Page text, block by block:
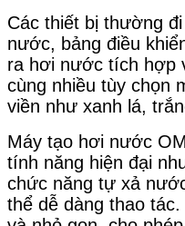
Các thiết bị thường
nước, bảng điều
ra hơi nước tích hợp
cùng nhiều tùy chọn
viền như xanh lá,
Máy tạo hơi nước
tính năng hiện đại
chức năng tự xả
thể dễ dàng thao